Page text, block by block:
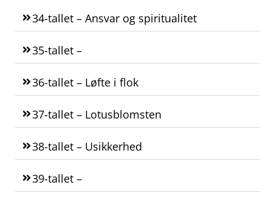
34-tallet – Ansvar og spiritualitet
35-tallet –
36-tallet – Løfte i flok
37-tallet – Lotusblomsten
38-tallet – Usikkerhed
39-tallet –